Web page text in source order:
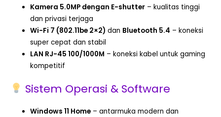
Kamera 5.0MP dengan E-shutter – kualitas tinggi
dan privasi terjaga
Wi-Fi 7 (802.11be 2×2) dan Bluetooth 5.4 – koneksi
super cepat dan stabil
LAN RJ-45 100/1000M – koneksi kabel untuk gaming
kompetitif
Sistem Operasi & Software
Windows 11 Home – antarmuka modern dan